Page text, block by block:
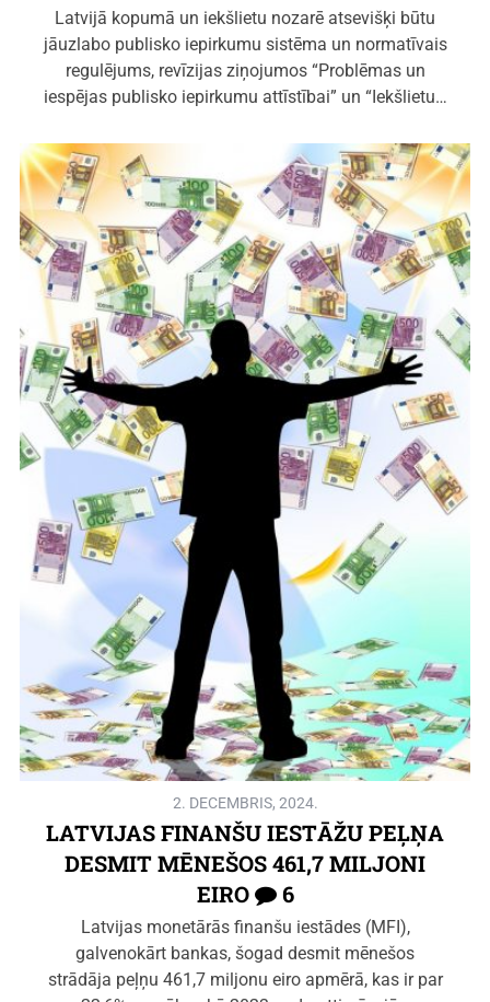
Latvijā kopumā un iekšlietu nozarē atsevišķi būtu
jāuzlabo publisko iepirkumu sistēma un normatīvais
regulējums, revīzijas ziņojumos “Problēmas un
iespējas publisko iepirkumu attīstībai” un “Iekšlietu…
2. DECEMBRIS, 2024.
LATVIJAS FINANŠU IESTĀŽU PEĻŅA
DESMIT MĒNEŠOS 461,7 MILJONI
EIRO
6
Latvijas monetārās finanšu iestādes (MFI),
galvenokārt bankas, šogad desmit mēnešos
strādāja peļņu 461,7 miljonu eiro apmērā, kas ir par